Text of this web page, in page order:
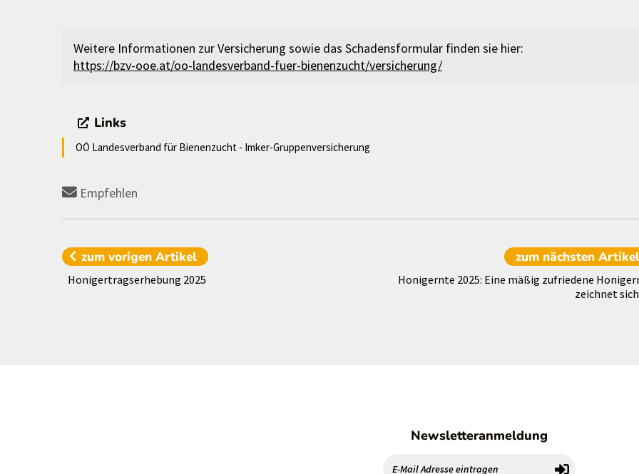
Weitere Informationen zur Versicherung sowie das Schadensformular finden sie hier:
https://bzv-ooe.at/oo-landesverband-fuer-bienenzucht/versicherung/
Links
OÖ Landesverband für Bienenzucht - Imker-Gruppenversicherung
Empfehlen
zum vorigenArtikel
Honigertragserhebung 2025
zum nächsten Artikel
Honigernte 2025: Eine mäßig zufriedene
zeichnet
Newsletteranmeldung